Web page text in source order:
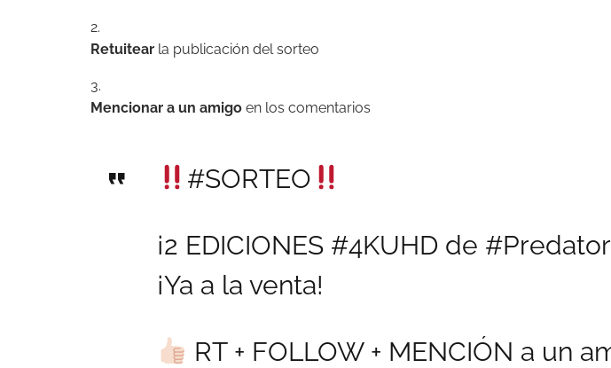
Retuitear la publicación del sorteo
Mencionar a un amigo en los comentarios
#SORTEO
¡2 EDICIONES #4KUHD de #Predator
¡Ya a la venta!
RT + FOLLOW + MENCIÓN a un